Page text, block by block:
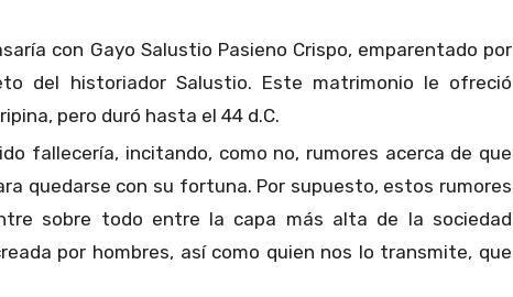
con Gayo Salustio Pasieno Crispo, emparentado por
del historiador Salustio. Este matrimonio le ofreció
pero duró hasta el 44 d.C.
fallecería, incitando, como no, rumores acerca de que
quedarse con su fortuna. Por supuesto, estos rumores
sobre todo entre la capa más alta de la sociedad
por hombres, así como quien nos lo transmite, que